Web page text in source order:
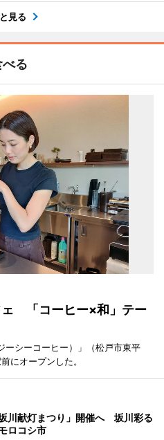
見る
べる
ェ 「コーヒー×和」テー
ーシーコーヒー）」（松戸市東平
にオープンした。
川献灯まつり」開催へ 坂川彩る
ロコシ市